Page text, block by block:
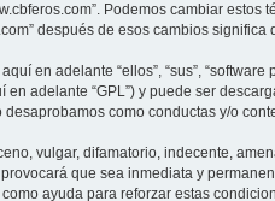
Podemos cambiar
después de esos cambios
en adelante “ellos”, “sus”,
en adelante “GPL”) y puede ser
como conductas y/o
vulgar, difamatorio, indecente,
que sea inmediata y
ayuda para reforzar estas